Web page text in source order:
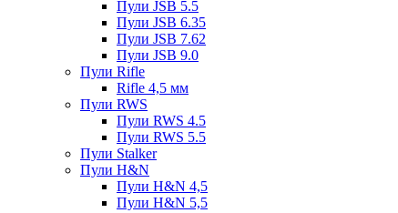
Пули JSB 5.5
Пули JSB 6.35
Пули JSB 7.62
Пули JSB 9.0
Пули Rifle
Rifle 4,5 мм
Пули RWS
Пули RWS 4.5
Пули RWS 5.5
Пули Stalker
Пули H&N
Пули H&N 4,5
Пули H&N 5,5